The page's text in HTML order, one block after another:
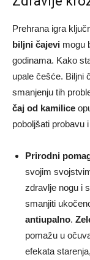
Prehrana igra
biljni čajevi mogu
godinama. Kako
upale češće. Biljni
smanjenju tih
čaj od kamilice
poboljšati probavu
Prirodni
svojim
zdravlje nogu i
smanjiti
antiupalno.
pomažu u
efekata